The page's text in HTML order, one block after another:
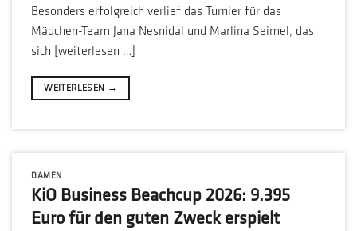
Besonders erfolgreich verlief das Turnier für das
Mädchen-Team Jana Nesnidal und Marlina Seimel, das
sich [weiterlesen …]
WEITERLESEN →
DAMEN
KiO Business Beachcup 2026: 9.395
Euro für den guten Zweck erspielt